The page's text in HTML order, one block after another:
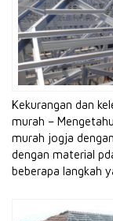
Kekurangan dan
murah –
murah jogja
dengan material
beberapa langkah